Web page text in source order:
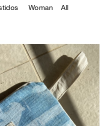
Woman All